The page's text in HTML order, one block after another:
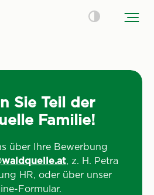
Sie Teil der
Familie!
über Ihre Bewerbung
, z. H. Petra
HR, oder über unser
Formular.